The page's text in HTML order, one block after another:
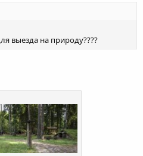
выезда на природу????